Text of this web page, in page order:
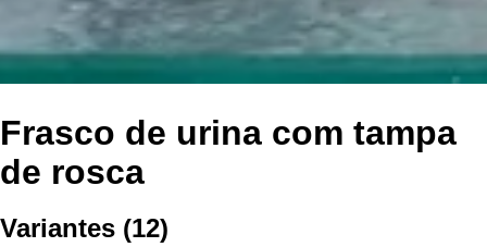
Frasco de urina com tampa
de rosca
Variantes (12)